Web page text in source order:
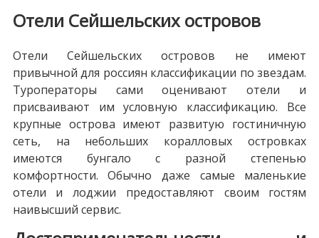
Отели Сейшельских островов
Отели Сейшельских островов не имеют
привычной для россиян классификации по звездам.
Туроператоры сами оценивают отели и
присваивают им условную классификацию. Все
крупные острова имеют развитую гостиничную
сеть, на небольших коралловых островках
имеются бунгало с разной степенью
комфортности. Обычно даже самые маленькие
отели и лоджии предоставляют своим гостям
наивысший сервис.